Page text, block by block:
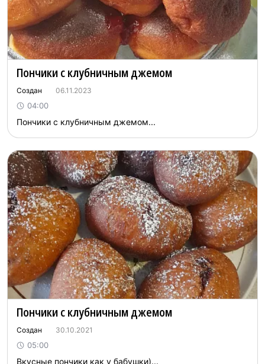
Пончики с клубничным джемом
Создан 06.11.2023
04:00
Пончики с клубничным джемом...
Пончики с клубничным джемом
Создан 30.10.2021
05:00
Вкусные пончики как у бабушки)...